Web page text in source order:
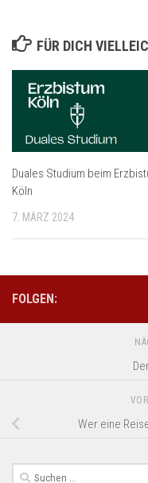
FÜR DICH
Duales Studium beim
Köln
7. MÄRZ 2024
FOLGEN:
Wer eine
Suchen